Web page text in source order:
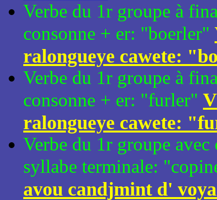
Verbe du 1r groupe à
consonne + er: "boerler"
ralongueye cawete:
Verbe du 1r groupe à
consonne + er: "furler"
ralongueye cawete:
Verbe du 1r groupe
syllabe terminale:
avou candjmint d'